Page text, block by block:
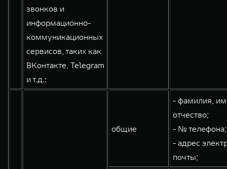
звонков и
информационно-
коммуникационных
сервисов, таких как
ВКонтакте, Telegram
и т.д.:
общие
- фамилия,
отчество;
- № телефона;
- адрес
почты;